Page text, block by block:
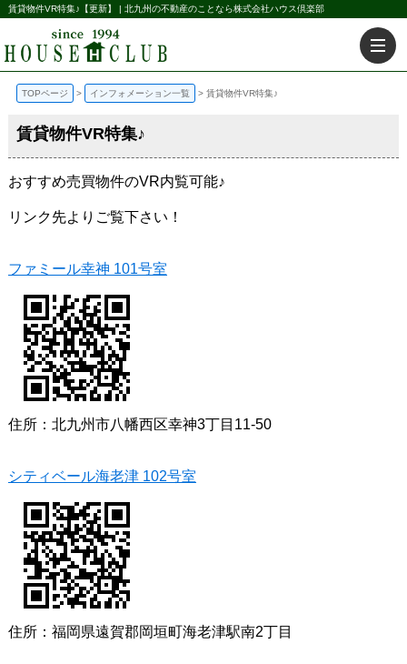
賃貸物件VR特集♪【更新】 | 北九州の不動産のことなら株式会社ハウス倶楽部
TOPページ インフォメーション一覧 賃貸物件VR特集♪
賃貸物件VR特集♪
おすすめ売買物件のVR内覧可能♪
リンク先よりご覧下さい！
ファミール幸神 101号室
住所：北九州市八幡西区幸神3丁目11-50
シティベール海老津 102号室
住所：福岡県遠賀郡岡垣町海老津駅南2丁目